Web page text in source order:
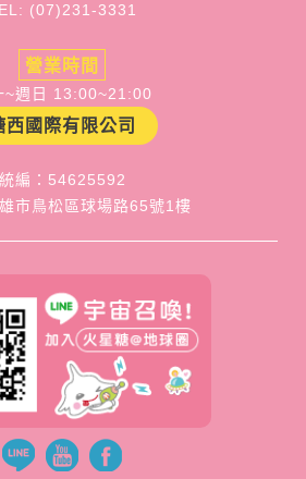
(07)231-3331
營業時間
~週日 13:00~21:00
西國際有限公司
統編：54625592
市鳥松區球場路65號1樓